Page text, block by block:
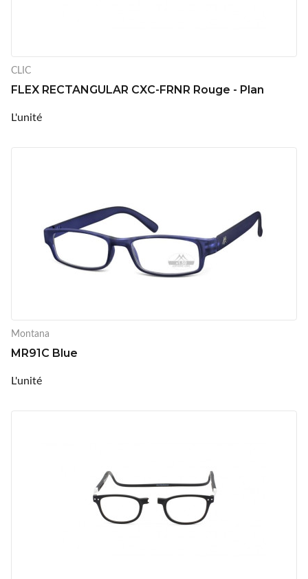
CLIC
FLEX RECTANGULAR CXC-FRNR Rouge - Plan
L'unité
Montana
MR91C Blue
L'unité